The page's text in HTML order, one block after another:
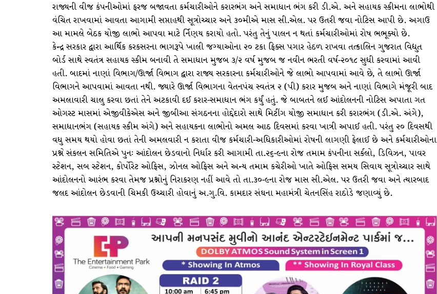
રાજ્યની વીજ કંપનીઓમાં ફરજ બજાવતા કર્મચારીઓને કરારભંગ અને સમાધાન ભંગ કરી ડી.એ. અને સહાયક સ્કીમના લાભોથી
વંચિત રાખવામાં આવતા આગામી સપ્તાહથી સૂત્રોચ્ચાર અને ૩૦મીએ માસ સી.એલ. પર ઉતરી જવા નોટિસ આપી છે. અગાઉ
આ મામલે બેઠક યોજી લાભો આપવા માટે ર્નિણય કરાયો હતો. પરંતુ તેનું પાલન ન થતાં કર્મચારીઓમાં રોષ ભભૂક્યો છે.
કેન્દ્ર સરકાર દ્વારા આર્થિક કરકસરના ભાગરૂપે ખાલી જગ્યાઓના ૨૦ ટકા ફિક્સ પગાર હેઠળ રાખવા તત્કાલિન ગુજરાત વિદ્યુત
બોર્ડ સાથે સ્વતંત્ર સહાયક સ્કીમ બનાવી તે સમાધાન મુજબ ૩/૨ વર્ષ મુજબ જ નવીન ભરતી વર્ષ-૨૦૧૮ સુધી કરવામાં આવી
હતી. બાદમાં નાણાં વિભાગ/ઊર્જા વિભાગ દ્વારા રાજ્ય સરકારના કર્મચારીઓને જે લાભો આપવામાં આવે છે, તે લાભો ઊર્જા
વિભાગને આપવામાં આવતા નથી. જ્યારે ઊર્જા વિભાગના વેતનપંચ સ્વતંત્ર ૨ (પી) કરાર મુજબ અને નાણાં વિભાગે મંજૂરી બાદ
અમલાવારી ચાલુ કરવા છતાં તેને અટકાવી દઈ કરાર-સમાધાન ભંગ કર્યું હતું. જે બાબતને લઈ આંદોલનની નોટિસ અપાતા ગત
ઓગસ્ટ માસમાં એજીવીકેએસ અને જીબીઆ સંગઠનના હોદ્દેદારો સાથે મિટીંગ યોજી સમાધાન કરી કરારભંગ (ડી.એ. અંગે),
સમાધાનભંગ (સહાયક સ્કીમ અંગે) અને સહાયકના લાભોનો અમલ આઠ દિવસમાં કરવા ખાત્રી અપાઈ હતી. પરંતુ ૨૦ દિવસથી
વધુ સમય થયો હોવા છતાં તેની અમલવારી ન કરાતા વીજ કર્મચારી-અધિકારીઓમાં રોષની લાગણી ફેલાઈ છે અને કર્મચારીઓના
પ્રશ્ને સંકલન સમિતિએ પુનઃ આંદોલન છેડવાનો નિર્ધાર કરી આગામી તા.૨૬-૯ના રોજ તમામ કંપનીના સર્કલો, ડિવિઝન, પાવર
સ્ટેશન, સબ સ્ટેશન, કોર્પોરેટ ઓફિસ, ઝોનલ ઓફિસ અને અન્ય તમામ કચેરીઓ ખાતે ઓફિસ સમય સિવાય સૂત્રોચ્ચાર સાથે
આંદોલનનો આરંભ કરવા તેમજ પ્રશ્નોનું નિરાકરણ નહીં આવે તો તા.૩૦-૯ના રોજ માસ સી.એલ. પર ઉતરી જવા અને ત્યારબાદ
જલદ આંદોલન છેડવાની ચિમકી ઉચ્ચારી હોવાનું અ.ગુ.વિ. કામદાર સંઘના મહામંત્રી ચેતનસિંહ રાઠોડે જણાવ્યું છે.